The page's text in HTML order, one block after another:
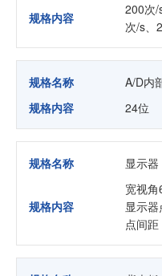
规格内容
200次/
次/s、
规格名称
A/D内
规格内容
24位
规格名称 显示器
规格内容
宽视角
显示器
点间